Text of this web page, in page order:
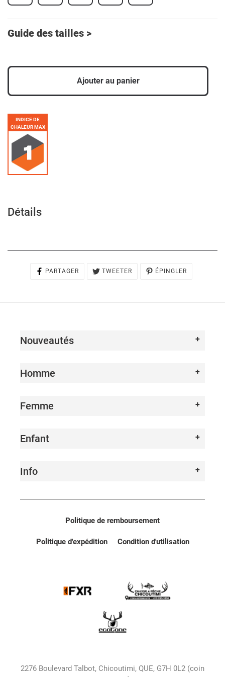
Guide des tailles >
Ajouter au panier
d'un
produit
votre
panier
INDICE DE
CHALEUR MAX
Détails
PARTAGER
PARTAGER
TWEETER
TWEETER
ÉPINGLER
ÉPINGLER
Nouveautés
Homme
Femme
Enfant
Info
Politique de remboursement
Politique d'expédition Condition d'utilisation
2276 Boulevard Talbot, Chicoutimi, QUE, G7H 0L2 (coin